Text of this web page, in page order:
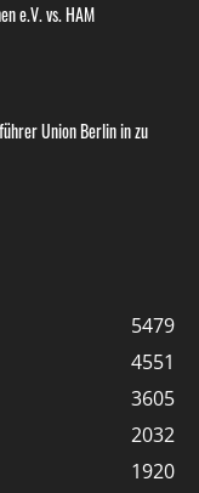
e.V. vs. HAM
Union Berlin in zu
5479
4551
3605
2032
1920